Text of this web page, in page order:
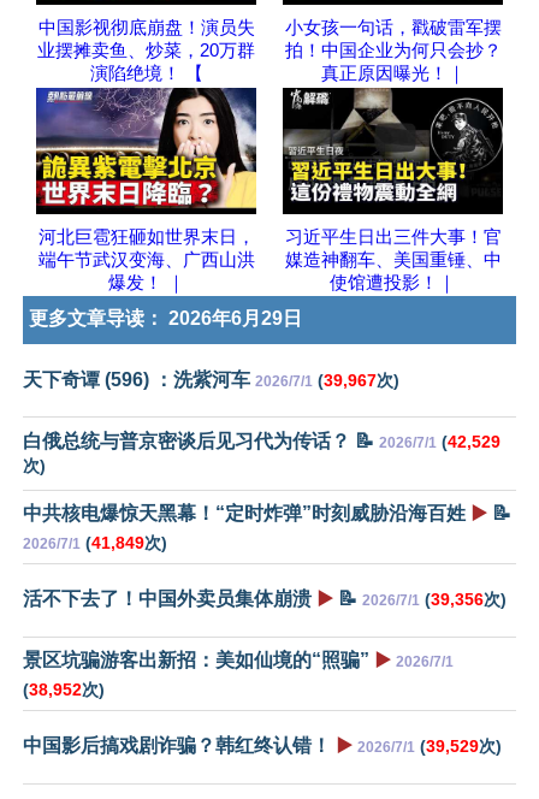
中国影视彻底崩盘！演员失
业摆摊卖鱼、炒菜，20万群
演陷绝境！ 【
小女孩一句话，戳破雷军摆
拍！中国企业为何只会抄？
真正原因曝光！｜
河北巨雹狂砸如世界末日，
端午节武汉变海、广西山洪
爆发！ ｜
习近平生日出三件大事！官
媒造神翻车、美国重锤、中
使馆遭投影！｜
更多文章导读： 2026年6月29日
天下奇谭 (596) ：洗紫河车 2026/7/1 (39,967次)
白俄总统与普京密谈后见习代为传话？ 📝 2026/7/1 (42,529
次)
中共核电爆惊天黑幕！“定时炸弹”时刻威胁沿海百姓 ▶️ 📝
2026/7/1 (41,849次)
活不下去了！中国外卖员集体崩溃 ▶️ 📝 2026/7/1 (39,356次)
景区坑骗游客出新招：美如仙境的“照骗” ▶️ 2026/7/1
(38,952次)
中国影后搞戏剧诈骗？韩红终认错！ ▶️ 2026/7/1 (39,529次)